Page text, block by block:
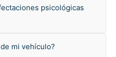
psicológicas
mi vehículo?